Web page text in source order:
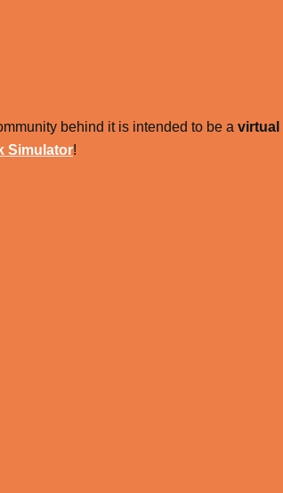
behind it is intended to be a virtual
Simulator!